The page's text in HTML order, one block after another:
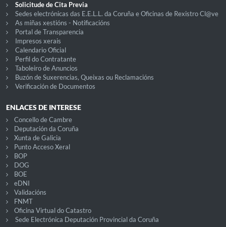
Solicitude de Cita Previa
Sedes electrónicas das E.E.L.L. da Coruña e Oficinas de Rexistro Cl@ve
As miñas xestións - Notificacións
Portal de Transparencia
Impresos xerais
Calendario Oficial
Perfil do Contratante
Taboleiro de Anuncios
Buzón de Suxerencias, Queixas ou Reclamacións
Verificación de Documentos
ENLACES DE INTERESE
Concello de Cambre
Deputación da Coruña
Xunta de Galicia
Punto Acceso Xeral
BOP
DOG
BOE
eDNI
Validacións
FNMT
Oficina Virtual do Catastro
Sede Electrónica Deputación Provincial da Coruña